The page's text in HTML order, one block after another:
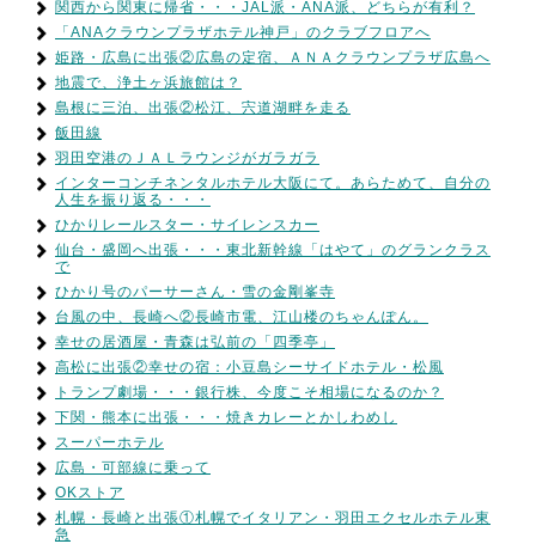
関西から関東に帰省・・・JAL派・ANA派、どちらが有利？
「ANAクラウンプラザホテル神戸」のクラブフロアへ
姫路・広島に出張②広島の定宿、ＡＮＡクラウンプラザ広島へ
地震で、浄土ヶ浜旅館は？
島根に三泊、出張②松江、宍道湖畔を走る
飯田線
羽田空港のＪＡＬラウンジがガラガラ
インターコンチネンタルホテル大阪にて。あらためて、自分の
人生を振り返る・・・
ひかりレールスター・サイレンスカー
仙台・盛岡へ出張・・・東北新幹線「はやて」のグランクラス
で
ひかり号のパーサーさん・雪の金剛峯寺
台風の中、長崎へ②長崎市電、江山楼のちゃんぽん。
幸せの居酒屋・青森は弘前の「四季亭」
高松に出張②幸せの宿：小豆島シーサイドホテル・松風
トランプ劇場・・・銀行株、今度こそ相場になるのか？
下関・熊本に出張・・・焼きカレーとかしわめし
スーパーホテル
広島・可部線に乗って
OKストア
札幌・長崎と出張①札幌でイタリアン・羽田エクセルホテル東
急